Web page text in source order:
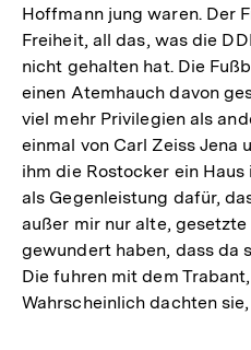
Hoffmann jung waren. Der
Freiheit, all das, was die
nicht gehalten hat. Die
einen Atemhauch davon
viel mehr Privilegien als
einmal von Carl Zeiss Jena
ihm die Rostocker ein
als Gegenleistung dafür,
außer mir nur alte,
gewundert haben, dass da
Die fuhren mit dem
Wahrscheinlich dachten